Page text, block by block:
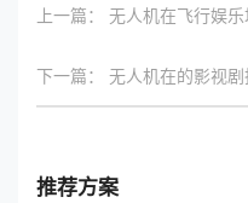
上一篇： 无人机在飞行娱
下一篇： 无人机在的影视
推荐方案